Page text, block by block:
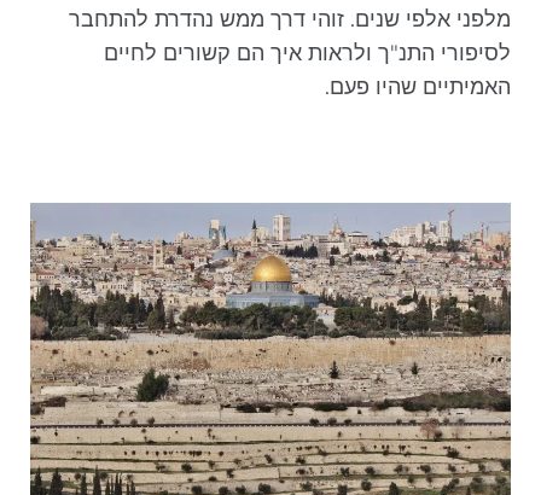
מלפני אלפי שנים. זוהי דרך ממש נהדרת להתחבר
לסיפורי התנ"ך ולראות איך הם קשורים לחיים
האמיתיים שהיו פעם.